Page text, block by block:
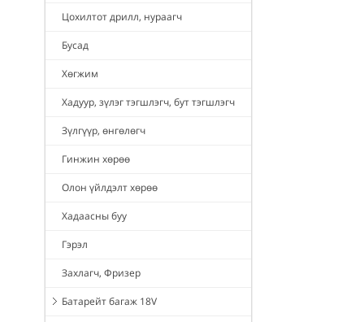
Цохилтот дрилл, нураагч
Бусад
Хөгжим
Хадуур, зүлэг тэгшлэгч, бут тэгшлэгч
Зүлгүүр, өнгөлөгч
Гинжин хөрөө
Олон үйлдэлт хөрөө
Хадаасны буу
Гэрэл
Захлагч, Фризер
Батарейт багаж 18V